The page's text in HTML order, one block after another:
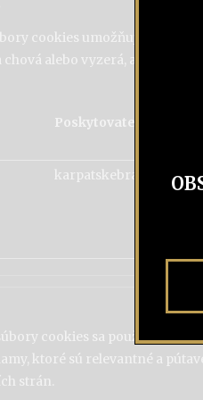
cookies umožňujú
alebo vyzerá, ako napr.
Poskytovateľ
karpatskebrandy.sk
cookies sa používajú na
ktoré sú relevantné a
strán.